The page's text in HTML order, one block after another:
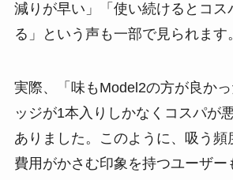
減りが早い」「使い続けるとコス
る」という声も一部で見られます。
実際、「味もModel2の方が良か
ッジが1本入りしかなくコスパが
ありました。このように、吸う頻
費用がかさむ印象を持つユーザー